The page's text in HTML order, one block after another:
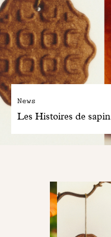
News
Les Histoires de sapin